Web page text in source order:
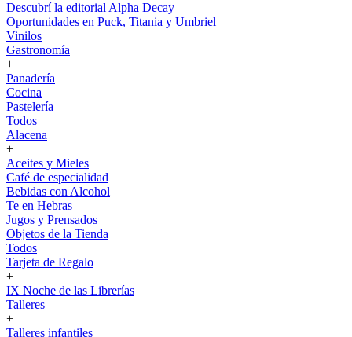
Descubrí la editorial Alpha Decay
Oportunidades en Puck, Titania y Umbriel
Vinilos
Gastronomía
+
Panadería
Cocina
Pastelería
Todos
Alacena
+
Aceites y Mieles
Café de especialidad
Bebidas con Alcohol
Te en Hebras
Jugos y Prensados
Objetos de la Tienda
Todos
Tarjeta de Regalo
+
IX Noche de las Librerías
Talleres
+
Talleres infantiles